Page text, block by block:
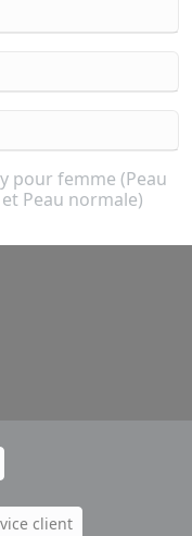
pour femme (Peau
Peau normale)
client